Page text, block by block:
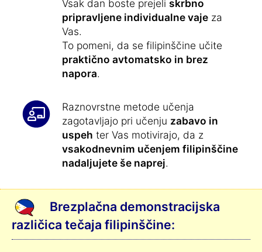
Vsak dan boste prejeli skrbno
pripravljene individualne vaje za
Vas.
To pomeni, da se filipinščine učite
praktično avtomatsko in brez
napora.
Raznovrstne metode učenja
zagotavljajo pri učenju zabavo in
uspeh ter Vas motivirajo, da z
vsakodnevnim učenjem filipinščine
nadaljujete še naprej.
Brezplačna demonstracijska
različica tečaja filipinščine: